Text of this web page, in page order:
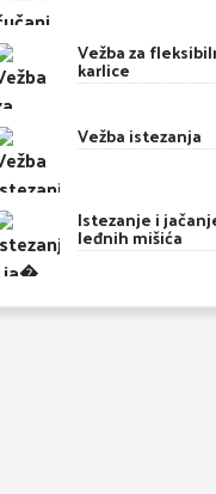
Vežba za
karlice
Vežba istezanja
Istezanje i
leđnih mišića